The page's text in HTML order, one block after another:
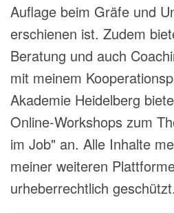
Auflage beim Gräfe und
erschienen ist. Zudem
Beratung und auch
mit meinem
Akademie Heidelberg
Online-Workshops zum
im Job" an. Alle Inhalte
meiner weiteren
urheberrechtlich